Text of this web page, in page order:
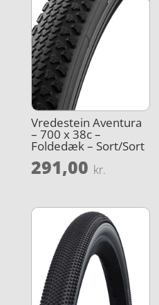
Vredestein Aventura
– 700 x 38c –
Foldedæk – Sort/Sort
291,00 kr.